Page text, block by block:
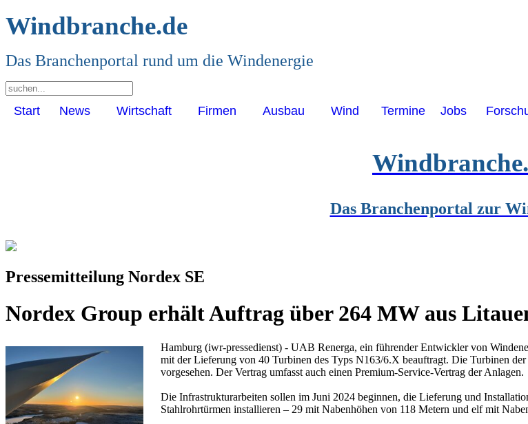
Windbranche.de
Das Branchenportal rund um die Windenergie
Start News Wirtschaft Firmen Ausbau Wind Termine Jobs
Das Branchenportal zur
Pressemitteilung Nordex SE
Nordex Group erhält Auftrag über 264 MW aus
Hamburg (iwr-pressedienst) - UAB Renerga, ein führender Entwickler von
mit der Lieferung von 40 Turbinen des Typs N163/6.X beauftragt. Die Turbinen
vorgesehen. Der Vertrag umfasst auch einen Premium-Service-Vertrag der Anlagen.
Die Infrastrukturarbeiten sollen im Juni 2024 beginnen, die Lieferung und
Stahlrohrtürmen installieren – 29 mit Nabenhöhen von 118 Metern und elf mit